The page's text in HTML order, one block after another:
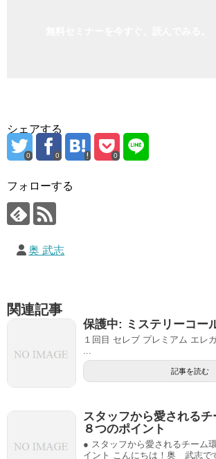
シェアする
0 0 0
フォローする
奥 武志
関連記事
保護中: ミステリーコー
１回目 セレブ プレミアム エレ
...
記事を読む
スタッフから愛される
８つのポイント
● スタッフから愛されるチーム
イント こんにちは！奥 武志で